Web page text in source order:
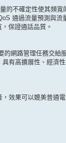
不確定性使其頻寬
通過流量預測與流
保證通話品質。
網路管理任務交給
有高擴展性、經濟
效果可以媲美普通